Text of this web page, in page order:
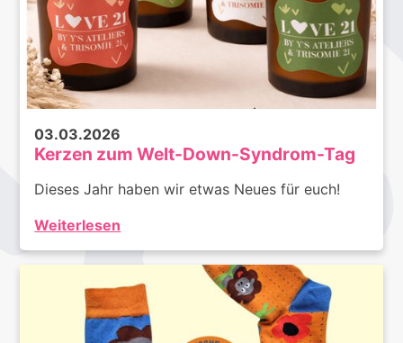
03.03.2026
Kerzen zum Welt-Down-Syndrom-Tag
Dieses Jahr haben wir etwas Neues für euch!
Weiterlesen